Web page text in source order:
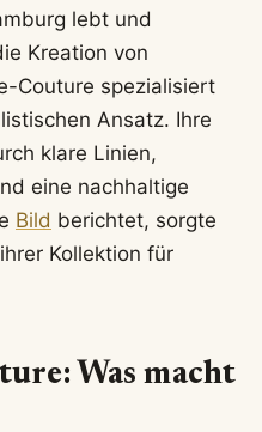
lebt und
Kreation von
Couture spezialisiert
Ansatz. Ihre
klare Linien,
eine nachhaltige
Bild berichtet, sorgte
Kollektion für
Was macht